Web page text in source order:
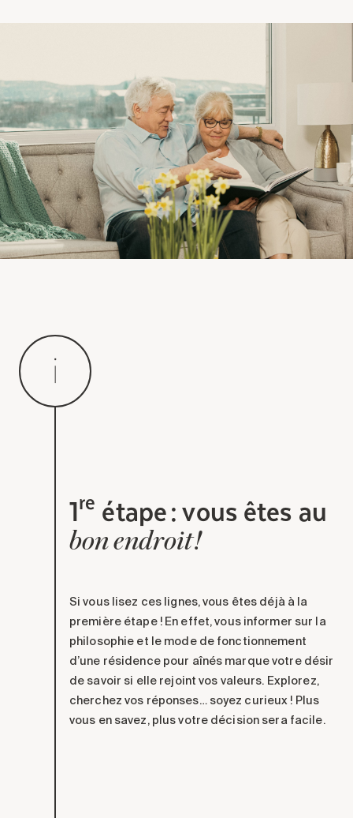
Les 6 étapes de décision
Votre arrivée en résidence
Témoignages
Ce qui est inclus
Votre appartement
Aires communes
Activités
Commerces intégrés
Soins optionnels
Entretien
Stationnement
Les 8 étapes d’emménagement
Nos résidences
Nouvelles
Rechercher&nbsp;:
1re étape : vous êtes au
bon endroit !
Si vous lisez ces lignes, vous êtes déjà à la
première étape! En effet, vous informer sur la
philosophie et le mode de fonctionnement
d’une résidence pour aînés marque votre désir
de savoir si elle rejoint vos valeurs. Explorez,
cherchez vos réponses… soyez curieux ! Plus
vous en savez, plus votre décision sera facile.